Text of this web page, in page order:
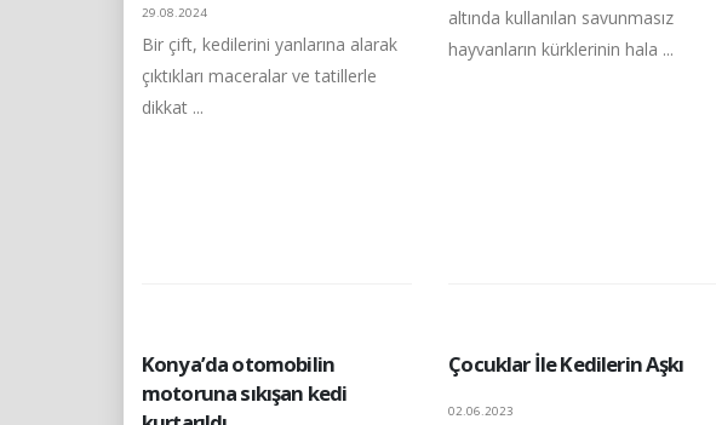
29.08.2024
Bir çift, kedilerini yanlarına alarak
çıktıkları maceralar ve tatillerle
dikkat ...
altında kullanılan savunmasız
hayvanların kürklerinin hala ...
Konya’da otomobilin
motoruna sıkışan kedi
Çocuklar İle Kedilerin Aşkı
02.06.2023